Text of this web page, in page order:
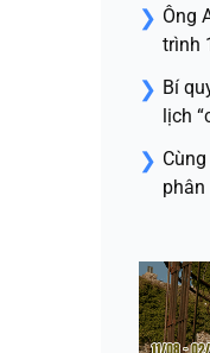
Ông
trình
Bí
lịch
phân